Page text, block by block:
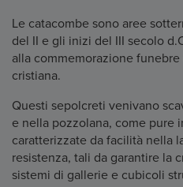
Le catacombe sono aree
del II e gli inizi del III secolo
alla commemorazione
cristiana.
Questi sepolcreti venivano
e nella pozzolana, come pure
caratterizzate da facilità nella
resistenza, tali da garantire la
sistemi di gallerie e cubicoli